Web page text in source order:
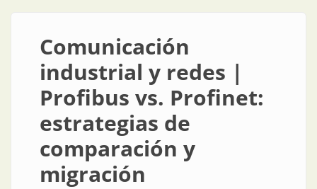
Comunicación
industrial y redes |
Profibus vs. Profinet:
estrategias de
comparación y
migración